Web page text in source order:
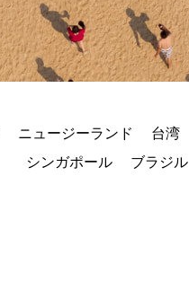
ニュージーランド 台湾
シンガポール
ブラジル